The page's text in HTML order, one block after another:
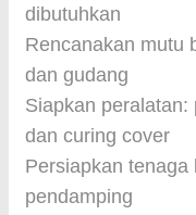
dibutuhkan
Rencanakan mutu
dan gudang
Siapkan peralatan:
dan curing cover
Persiapkan tenaga
pendamping